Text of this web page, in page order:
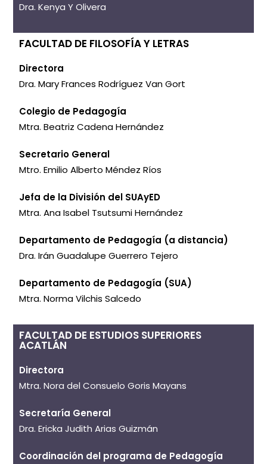
Dra. Kenya Y Olivera
FACULTAD DE FILOSOFÍA Y LETRAS
Directora
Dra. Mary Frances Rodríguez Van Gort
Colegio de Pedagogía
Mtra. Beatriz Cadena Hernández
Secretario General
Mtro. Emilio Alberto Méndez Ríos
Jefa de la División del SUAyED
Mtra. Ana Isabel Tsutsumi Hernández
Departamento de Pedagogía (a distancia)
Dra. Irán Guadalupe Guerrero Tejero
Departamento de Pedagogía (SUA)
Mtra. Norma Vilchis Salcedo
FACULTAD DE ESTUDIOS SUPERIORES
ACATLÁN
Directora
Mtra. Nora del Consuelo Goris Mayans
Secretaría General
Dra. Ericka Judith Arias Guizmán
Coordinación del programa de Pedagogía